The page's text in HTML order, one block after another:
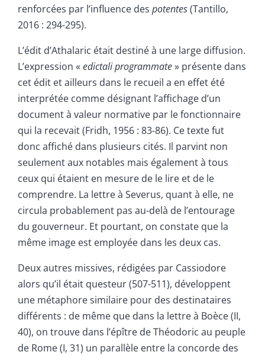
renforcées par l’influence des potentes(Tantillo,
2016 : 294-295).
L’édit d’Athalaric était destiné à une large diffusion.
L’expression «edictali programmate» présente dans
cet édit et ailleurs dans le recueil a en effet été
interprétée comme désignant l’affichage d’un
document à valeur normative par le fonctionnaire
qui la recevait (Fridh, 1956 : 83-86). Ce texte fut
donc affiché dans plusieurs cités. Il parvint non
seulement aux notables mais également à tous
ceux qui étaient en mesure de le lire et de le
comprendre. La lettre à Severus, quant à elle, ne
circula probablement pas au-delà de l’entourage
du gouverneur. Et pourtant, on constate que la
même image est employée dans les deux cas.
Deux autres missives, rédigées par Cassiodore
alors qu’il était questeur (507-511), développent
une métaphore similaire pour des destinataires
différents : de même que dans la lettre à Boèce (II,
40), on trouve dans l’épître de Théodoric au peuple
de Rome (I, 31) un parallèle entre la concorde des